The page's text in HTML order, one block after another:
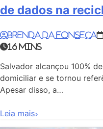
de dados na
Brenda da Fonseca
16 mins
Salvador alcançou 100%
domiciliar e se tornou
Apesar disso, a…
Leia mais